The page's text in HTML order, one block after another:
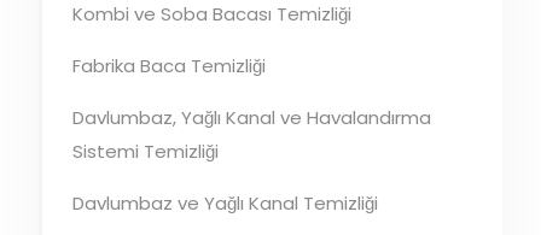
Kombi ve Soba Bacası Temizliği
Fabrika Baca Temizliği
Davlumbaz, Yağlı Kanal ve Havalandırma
Sistemi Temizliği
Davlumbaz ve Yağlı Kanal Temizliği